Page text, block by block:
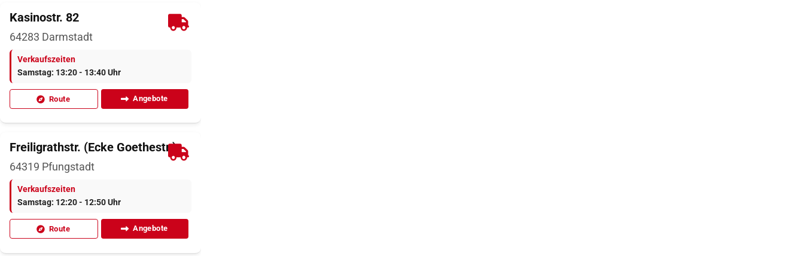
Kasinostr. 82
64283 Darmstadt
Verkaufszeiten
Samstag: 13:20 - 13:40 Uhr
Route Angebote
Freiligrathstr. (Ecke Goethestr.)
64319 Pfungstadt
Verkaufszeiten
Samstag: 12:20 - 12:50 Uhr
Route Angebote